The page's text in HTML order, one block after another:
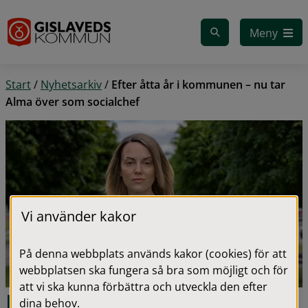
Meny
Start/ Nyhetsarkiv/ Efter åtta år i kommunen – nu tar
Alma över som socialchef
Vi använder kakor
På denna webbplats används kakor (cookies) för att
webbplatsen ska fungera så bra som möjligt och för
att vi ska kunna förbättra och utveckla den efter
dina behov.